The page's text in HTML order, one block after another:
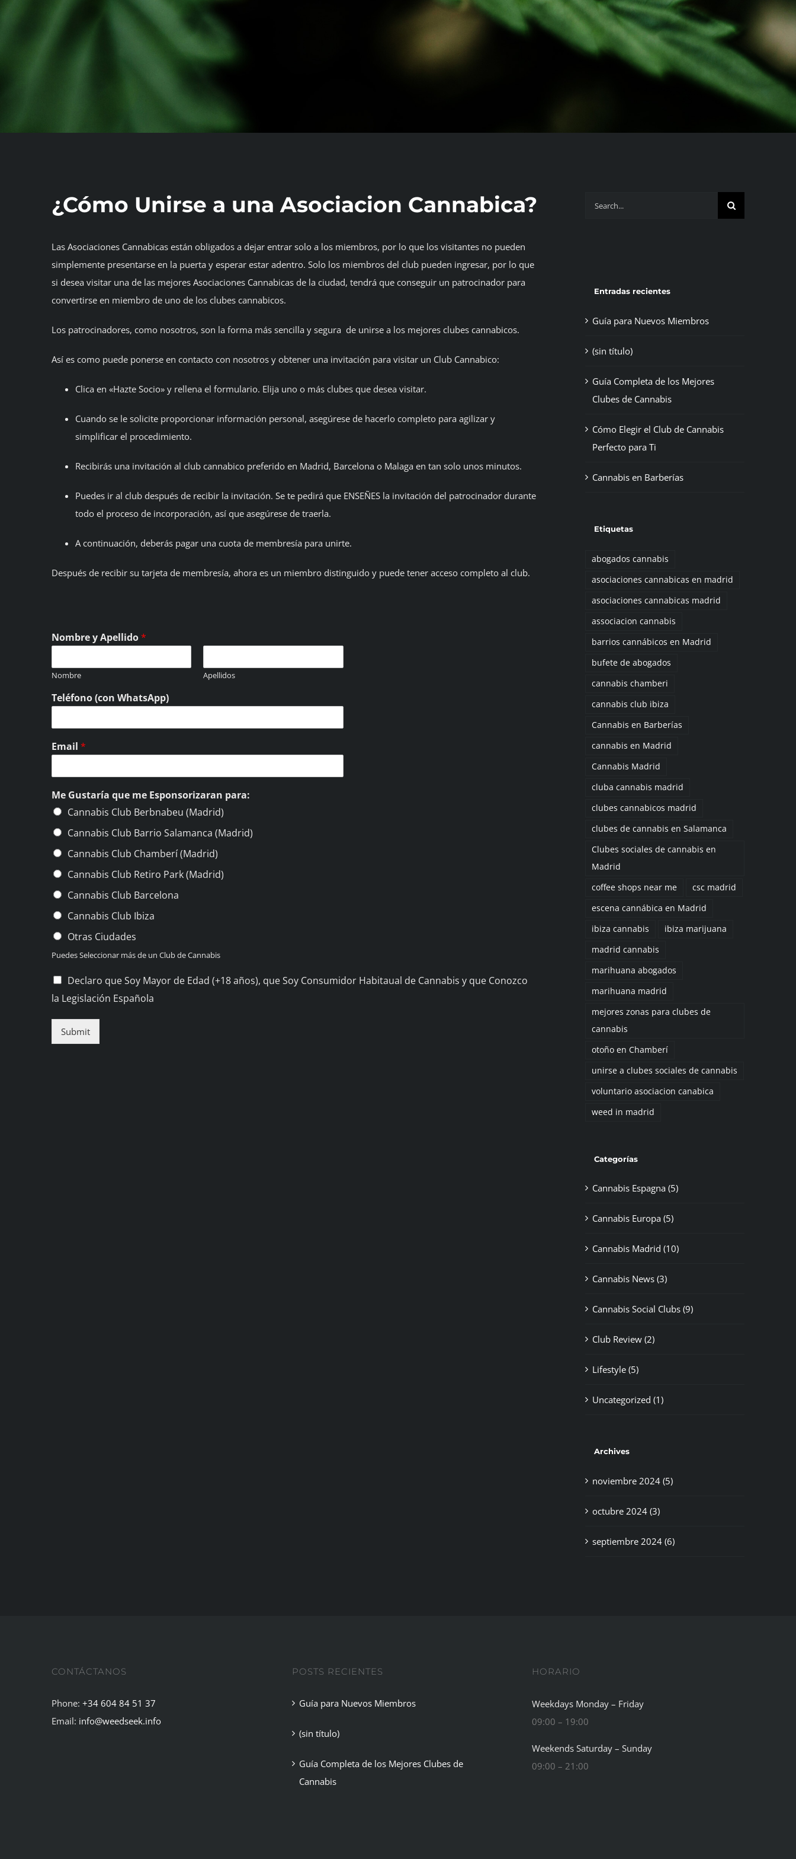
¿Cómo Unirse a una Asociacion Cannabica?
Las Asociaciones Cannabicas están obligados a dejar entrar solo a los miembros, por lo que los visitantes no pueden
simplemente presentarse en la puerta y esperar estar adentro. Solo los miembros del club pueden ingresar, por lo que
si desea visitar una de las mejores Asociaciones Cannabicas de la ciudad, tendrá que conseguir un patrocinador para
convertirse en miembro de uno de los clubes cannabicos.
Los patrocinadores, como nosotros, son la forma más sencilla y segura de unirse a los mejores clubes cannabicos.
Así es como puede ponerse en contacto con nosotros y obtener una invitación para visitar un Club Cannabico:
Clica en «Hazte Socio» y rellena el formulario. Elija uno o más clubes que desea visitar.
Cuando se le solicite proporcionar información personal, asegúrese de hacerlo completo para agilizar y
simplificar el procedimiento.
Recibirás una invitación al club cannabico preferido en Madrid, Barcelona o Malaga en tan solo unos minutos.
Puedes ir al club después de recibir la invitación. Se te pedirá que ENSEÑES la invitación del patrocinador durante
todo el proceso de incorporación, así que asegúrese de traerla.
A continuación, deberás pagar una cuota de membresía para unirte.
Después de recibir su tarjeta de membresía, ahora es un miembro distinguido y puede tener acceso completo al club.
Nombre y Apellido*
Nombre Apellidos
Teléfono (con WhatsApp)
Email *
Me Gustaría que me Esponsorizaran para:
Cannabis Club Berbnabeu (Madrid)
Cannabis Club Barrio Salamanca (Madrid)
Cannabis Club Chamberí (Madrid)
Cannabis Club Retiro Park (Madrid)
Cannabis Club Barcelona
Cannabis Club Ibiza
Otras Ciudades
Puedes Seleccionar más de un Club de Cannabis
C
e
o
Declaro que Soy Mayor de Edad (+18 años), que Soy Consumidor Habitaual de Cannabis y que Conozco
la Legislación Española
Submit
Search
Entradas recientes
Guía para Nuevos Miembros
(sin título)
Guía Completa de los Mejores
Clubes de Cannabis
Cómo Elegir el Club de Cannabis
Perfecto para Ti
Cannabis en Barberías
Etiquetas
abogados cannabis
asociaciones cannabicas en madrid
asociaciones cannabicas madrid
associacion cannabis
barrios cannábicos en Madrid
bufete de abogados
cannabis chamberi
cannabis club ibiza
Cannabis en Barberías
cannabis en Madrid
Cannabis Madrid
cluba cannabis madrid
clubes cannabicos madrid
clubes de cannabis en Salamanca
Clubes sociales de cannabis en
Madrid
coffee shops near me
csc madrid
escena cannábica en Madrid
ibiza cannabis
ibiza marijuana
madrid cannabis
marihuana abogados
marihuana madrid
mejores zonas para clubes de
cannabis
otoño en Chamberí
unirse a clubes sociales de cannabis
voluntario asociacion canabica
weed in madrid
Categorías
Cannabis Espagna (5)
Cannabis Europa (5)
Cannabis Madrid (10)
Cannabis News (3)
Cannabis Social Clubs (9)
Club Review (2)
Lifestyle (5)
Uncategorized (1)
Archives
noviembre 2024 (5)
octubre 2024 (3)
septiembre 2024 (6)
CONTÁCTANOS
Phone: +34 604 84 51 37
Email: info@weedseek.info
POSTS RECIENTES
Guía para Nuevos Miembros
(sin título)
Guía Completa de los Mejores Clubes de
Cannabis
HORARIO
Weekdays Monday – Friday
09:00 – 19:00
Weekends Saturday – Sunday
09:00 – 21:00